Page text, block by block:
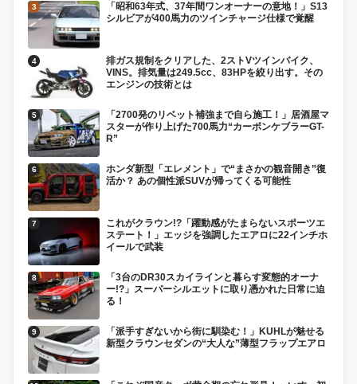
「昭和63年式、37年間ワンオーナーの意地！」S13
シルビアが400馬力のツインチャージ仕様で覚醒
排ガス規制をクリアした、2ストVツインバイク、
VINS。排気量は249.5cc、83HPを絞り出す。その
エンジンの技術とは
「2700発のリベット補強まで自ら施工！」居酒屋マ
スターが作り上げた700馬力“カーボンケブラーGT-
R”
ホンダ新型「エレメント」で“まさかの観音開き”復
活か？ あの個性派SUVが帰ってくる可能性
これがクラウン!?「躍動感がたまらないスポーツエ
ステート！」エッジを強調したエアロに22インチホ
イールで武装
「3台のDR30スカイラインと暮らす変態的オーナ
ー!?」スーパーシルエットに取り憑かれた日常に迫
る！
「派手すぎないから街に馴染む！」KUHLが魅せる
新型クラウンセダンの“大人な”薄型フラップエアロ